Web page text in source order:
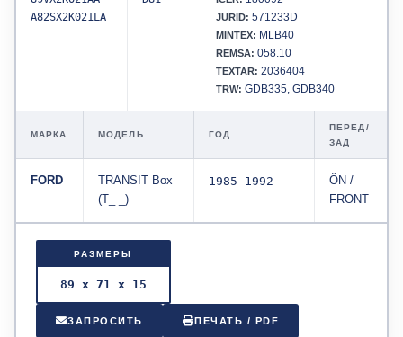
A82SX2K021LA
JURID: 571233D
MINTEX: MLB40
REMSA: 058.10
TEXTAR: 2036404
TRW: GDB335, GDB340
МАРКА МОДЕЛЬ ГОД
ПЕРЕД/
ЗАД
FORD
TRANSIT Box
(T_ _)
1985-1992
ÖN /
FRONT
РАЗМЕРЫ
89 x 71 x 15
ЗАПРОСИТЬ ПЕЧАТЬ / PDF